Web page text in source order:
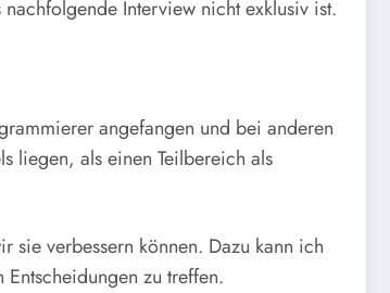
Interview nicht exklusiv ist.
angefangen und bei anderen
liegen, als einen Teilbereich als
sie verbessern können. Dazu kann ich
zu treffen.